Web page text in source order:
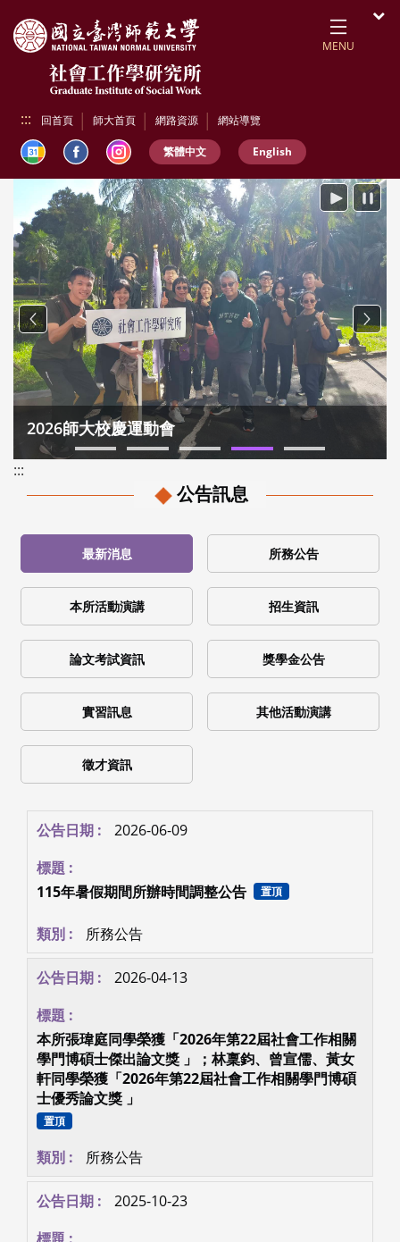
MENU
::: 回首頁 師大首頁 網路資源 網站導覽
繁體中文 English
播放 暫停
2026師大校慶運動會
Previous Next
:::
公告訊息
最新消息 所務公告
本所活動演講 招生資訊
論文考試資訊 獎學金公告
實習訊息 其他活動演講
徵才資訊
2026-06-09
115年暑假期間所辦時間調整公告 置頂
所務公告
2026-04-13
本所張瑋庭同學榮獲「2026年第22屆社會工作相關
學門博碩士傑出論文獎 」；林稟鈞、曾宣儒、黃女
軒同學榮獲「2026年第22屆社會工作相關學門博碩
士優秀論文獎 」
置頂
所務公告
2025-10-23